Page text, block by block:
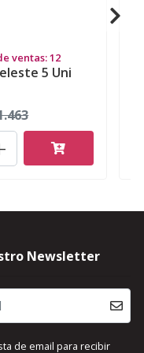
ventas: 12
5 Uni
Newsletter
de email para recibir